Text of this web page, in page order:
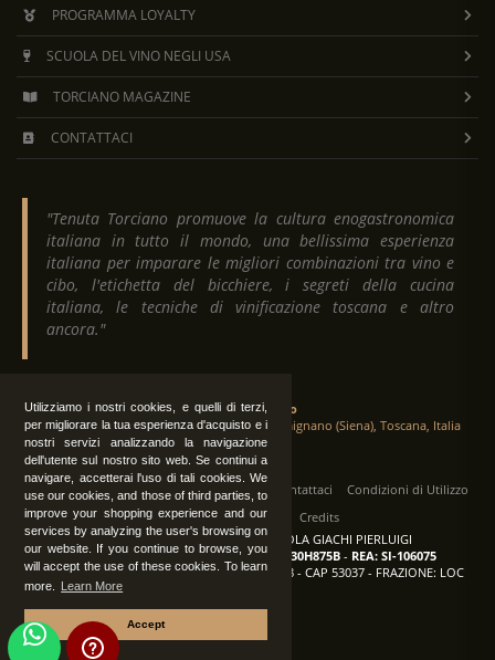
Utilizziamo i nostri cookies, e quelli di terzi,
per migliorare la tua esperienza d'acquisto e i
nostri servizi analizzando la navigazione
dell'utente sul nostro sito web. Se continui a
navigare, accetterai l'uso di tali cookies. We
use our cookies, and those of third parties, to
improve your shopping experience and our
services by analyzing the user's browsing on
our website. If you continue to browse, you
will accept the use of these cookies. To learn
more.
Learn More
Accept
PROGRAMMA LOYALTY
SCUOLA DEL VINO NEGLI USA
TORCIANO MAGAZINE
CONTATTACI
"Tenuta Torciano promuove la cultura enogastronomica
italiana in tutto il mondo, una bellissima esperienza
italiana per imparare le migliori combinazioni tra vino e
cibo, l'etichetta del bicchiere, i segreti della cucina
italiana, le tecniche di vinificazione toscana e altro
ancora."
Tenuta Torciano
Via Crocetta 16, Loc. Ulignano 53037 San Gimignano (Siena), Toscana, Italia
Tutti i diritti sono riservati | Operatori Contattaci
Condizioni di Utilizzo
Privacy
Albo Fornitori
Credits
TENUTA TORCIANO AZIENDA AGRICOLA GIACHI PIERLUIGI
P.IVA: IT00375840527 -C.F.: GCHPLG62C30H875B- REA: SI-106075
Sede: SAN GIMIGNANO (SI) - VIA CROCETTA 18 - CAP 53037 - FRAZIONE: LOC